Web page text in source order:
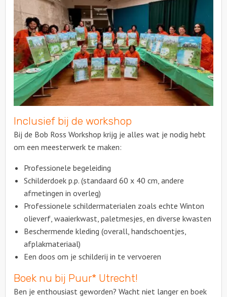
Inclusief bij de workshop
Bij de Bob Ross Workshop krijg je alles wat je nodig hebt
om een meesterwerk te maken:
Professionele begeleiding
Schilderdoek p.p. (standaard 60 x 40 cm, andere
afmetingen in overleg)
Professionele schildermaterialen zoals echte Winton
olieverf, waaierkwast, paletmesjes, en diverse kwasten
Beschermende kleding (overall, handschoentjes,
afplakmateriaal)
Een doos om je schilderij in te vervoeren
Boek nu bij Puur* Utrecht!
Ben je enthousiast geworden? Wacht niet langer en boek